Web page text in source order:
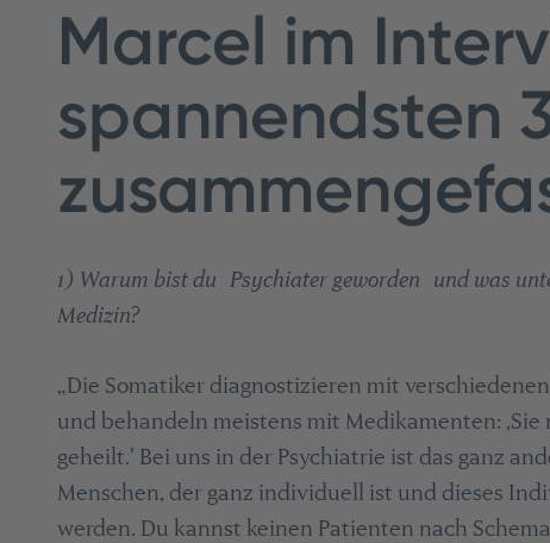
Marcel im
spannendsten
1) Warum bist du Psychiater geworden und was
Medizin?
„Die Somatiker diagnostizieren mit
und behandeln meistens mit Medikamenten:
geheilt.' Bei uns in der Psychiatrie ist das ganz
Menschen, der ganz individuell ist und dieses
werden. Du kannst keinen Patienten nach